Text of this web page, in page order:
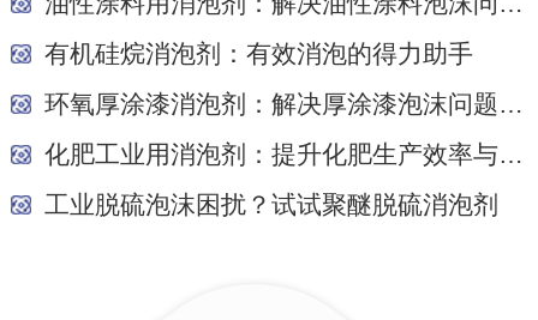
有机硅烷消泡剂：有效消泡的得力助手
环氧厚涂漆消泡剂：解决厚涂漆泡沫问题的关键
化肥工业用消泡剂：提升化肥生产效率与质量的关...
工业脱硫泡沫困扰？试试聚醚脱硫消泡剂